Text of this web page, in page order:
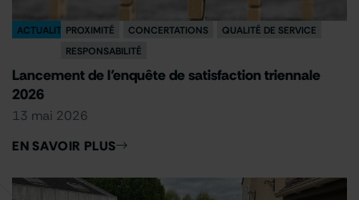
ACTUALITÉPROXIMITÉ CONCERTATIONS
QUALITÉ DE SERVICE
RESPONSABILITÉ
Lancement de l’enquête de satisfaction triennale
2026
13 mai 2026
EN SAVOIR PLUS